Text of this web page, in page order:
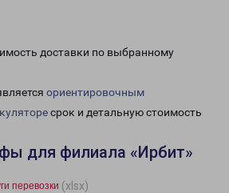
доставки по выбранному
ориентировочным
срок и детальную стоимость
для филиала «Ирбит»
перевозки (xlsx)